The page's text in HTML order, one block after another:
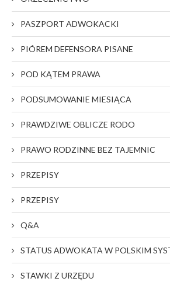
PASZPORT ADWOKACKI
PIÓREM DEFENSORA PISANE
POD KĄTEM PRAWA
PODSUMOWANIE MIESIĄCA
PRAWDZIWE OBLICZE RODO
PRAWO RODZINNE BEZ TAJEMNIC
PRZEPISY
PRZEPISY
Q&A
STATUS ADWOKATA W POLSKIM
STAWKI Z URZĘDU